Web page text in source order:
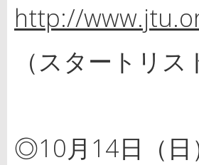
http://
（スタートリス
◎10月14日（日